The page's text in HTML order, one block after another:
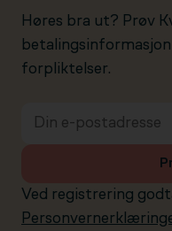
Høres bra ut? Prøv
forpliktelser.
Ved registrering